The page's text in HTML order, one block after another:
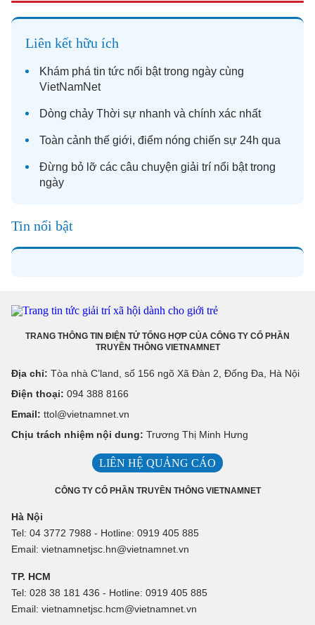
Liên kết hữu ích
Khám phá tin tức nổi bật trong ngày cùng
VietNamNet
Dòng chảy Thời sự nhanh và chính xác nhất
Toàn cảnh thế giới, điểm nóng chiến sự 24h qua
Đừng bỏ lỡ các câu chuyện giải trí nổi bật trong
ngày
Tin nổi bật
TRANG THÔNG TIN ĐIỆN TỬ TỔNG HỢP CỦA CÔNG TY CỔ PHẦN
TRUYỀN THÔNG VIETNAMNET
Địa chỉ: Tòa nhà C’land, số 156 ngõ Xã Đàn 2, Đống Đa, Hà Nội
Điện thoại: 094 388 8166
Email: ttol@vietnamnet.vn
Chịu trách nhiệm nội dung: Trương Thị Minh Hưng
LIÊN HỆ QUẢNG CÁO
CÔNG TY CỔ PHẦN TRUYỀN THÔNG VIETNAMNET
Hà Nội
Tel: 04 3772 7988 - Hotline: 0919 405 885
Email: vietnamnetjsc.hn@vietnamnet.vn
TP. HCM
Tel: 028 38 181 436 - Hotline: 0919 405 885
Email: vietnamnetjsc.hcm@vietnamnet.vn